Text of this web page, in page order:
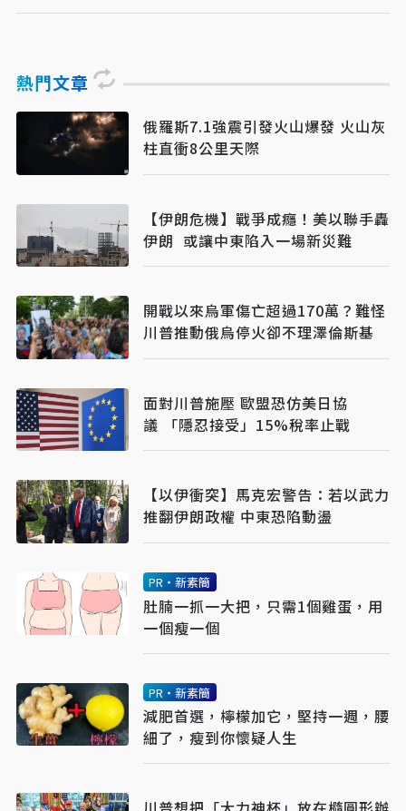
熱門文章
俄羅斯7.1強震引發火山爆發 火山灰
柱直衝8公里天際
【伊朗危機】戰爭成癮！美以聯手轟
伊朗 或讓中東陷入一場新災難
開戰以來烏軍傷亡超過170萬？難怪
川普推動俄烏停火卻不理澤倫斯基
面對川普施壓 歐盟恐仿美日協
議 「隱忍接受」15%稅率止戰
【以伊衝突】馬克宏警告：若以武力
推翻伊朗政權 中東恐陷動盪
PR・新素簡
肚腩一抓一大把，只需1個雞蛋，用
一個瘦一個
PR・新素簡
減肥首選，檸檬加它，堅持一週，腰
細了，瘦到你懷疑人生